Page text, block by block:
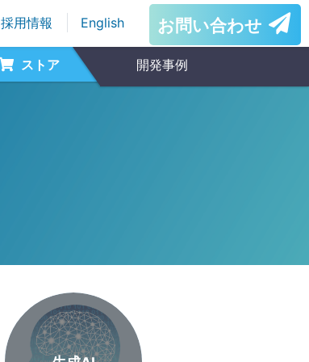
採用情報 English お問い合わせ
ストア 開発事例